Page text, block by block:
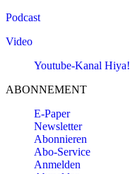
Podcast
Video
Youtube-Kanal Hiya!
ABONNEMENT
E-Paper
Newsletter
Abonnieren
Abo-Service
Anmelden